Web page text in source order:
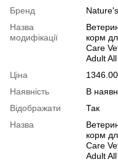
Бренд
Назва
модифікації
корм
Care
Adult
Ціна
1346.00
Наявність
В
Відображати
Так
Назва
корм
Care
Adult